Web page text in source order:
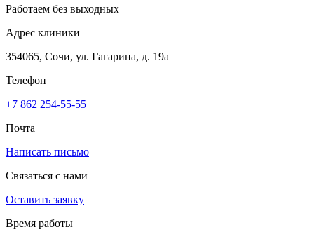
Работаем без выходных
Адрес клиники
354065, Сочи, ул. Гагарина, д. 19а
Телефон
+7 862 254-55-55
Почта
Написать письмо
Связаться с нами
Оставить заявку
Время работы